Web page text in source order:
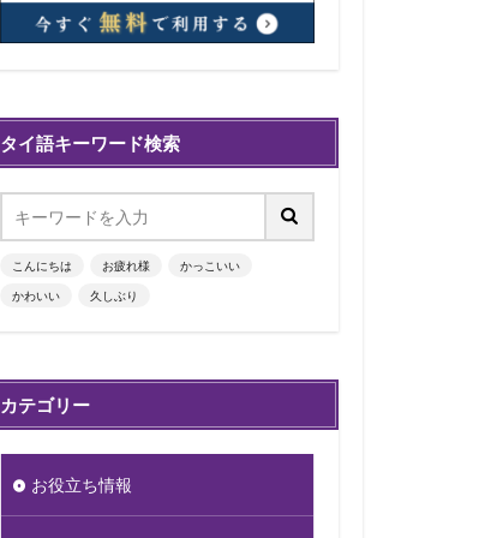
タイ語キーワード検索
こんにちは お疲れ様 かっこいい
かわいい 久しぶり
カテゴリー
お役立ち情報